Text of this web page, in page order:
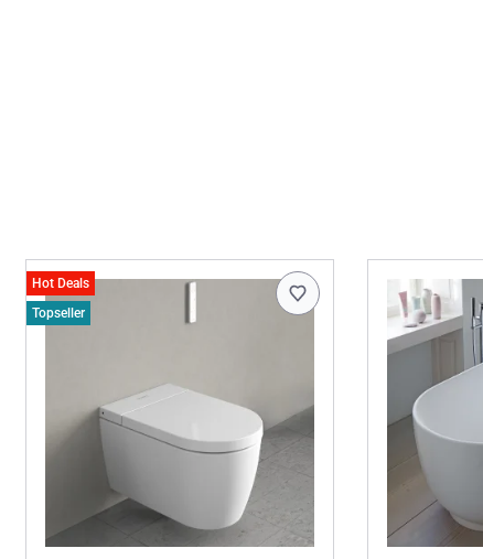
Hot Deals
Topseller